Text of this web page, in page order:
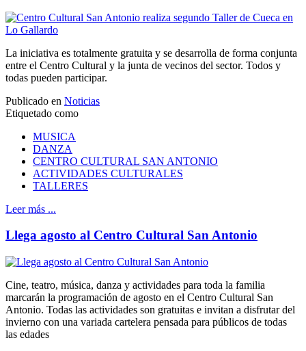
La iniciativa es totalmente gratuita y se desarrolla de forma conjunta
entre el Centro Cultural y la junta de vecinos del sector. Todos y
todas pueden participar.
Publicado en Noticias
Etiquetado como
MUSICA
DANZA
CENTRO CULTURAL SAN ANTONIO
ACTIVIDADES CULTURALES
TALLERES
Leer más ...
Llega agosto al Centro Cultural San Antonio
Cine, teatro, música, danza y actividades para toda la familia
marcarán la programación de agosto en el Centro Cultural San
Antonio. Todas las actividades son gratuitas e invitan a disfrutar del
invierno con una variada cartelera pensada para públicos de todas
las edades